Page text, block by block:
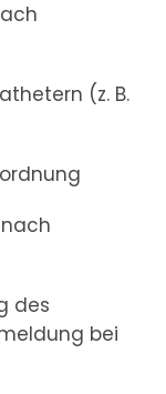
(z. B.
des
bei